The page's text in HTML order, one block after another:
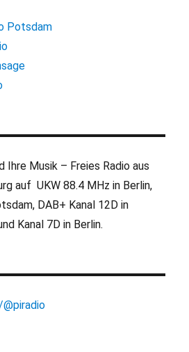
Potsdam
Ihre Musik – Freies Radio aus
auf UKW 88.4 MHz in Berlin,
DAB+ Kanal 12D in
Kanal 7D in Berlin.